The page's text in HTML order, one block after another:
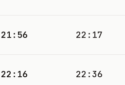
21:56 22:17
22:16 22:36